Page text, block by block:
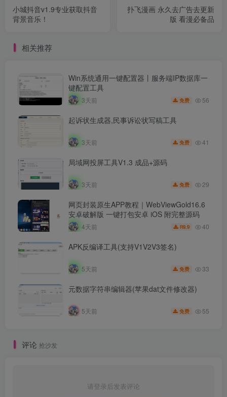
小城抖音v1.9专业获取抖音
背景音乐！
扑飞漫画 永久去广告去更新
版 看漫必备品
相关推荐
Win系统通用一键配置器丨服务端IP数据库一
键配置工具
3天前 免费 56
起诉状生成器,民事诉讼状写稿工具
3天前 免费 41
局域网投屏工具V1.3 成品+源码
3天前 免费 29
网页封装原生APP教程｜WebViewGold16.6
安卓破解版 一键打包安卓 iOS 附完整源码
4天前 R9.9 40
APK反编译工具(支持V1V2V3签名)
5天前 免费 33
元数据字符串编辑器(苹果dat文件修改器)
5天前 免费 55
评论 抢沙发
请登录后发表评论